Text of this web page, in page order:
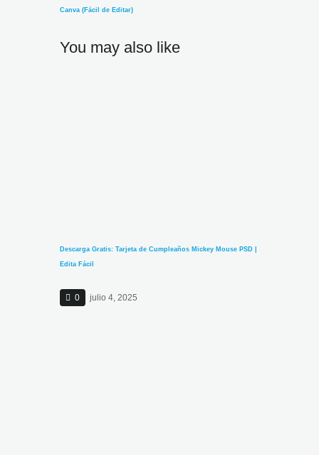
Canva (Fácil de Editar)
You may also like
Descarga Gratis: Tarjeta de Cumpleaños Mickey Mouse PSD |
Edita Fácil
0 julio 4, 2025